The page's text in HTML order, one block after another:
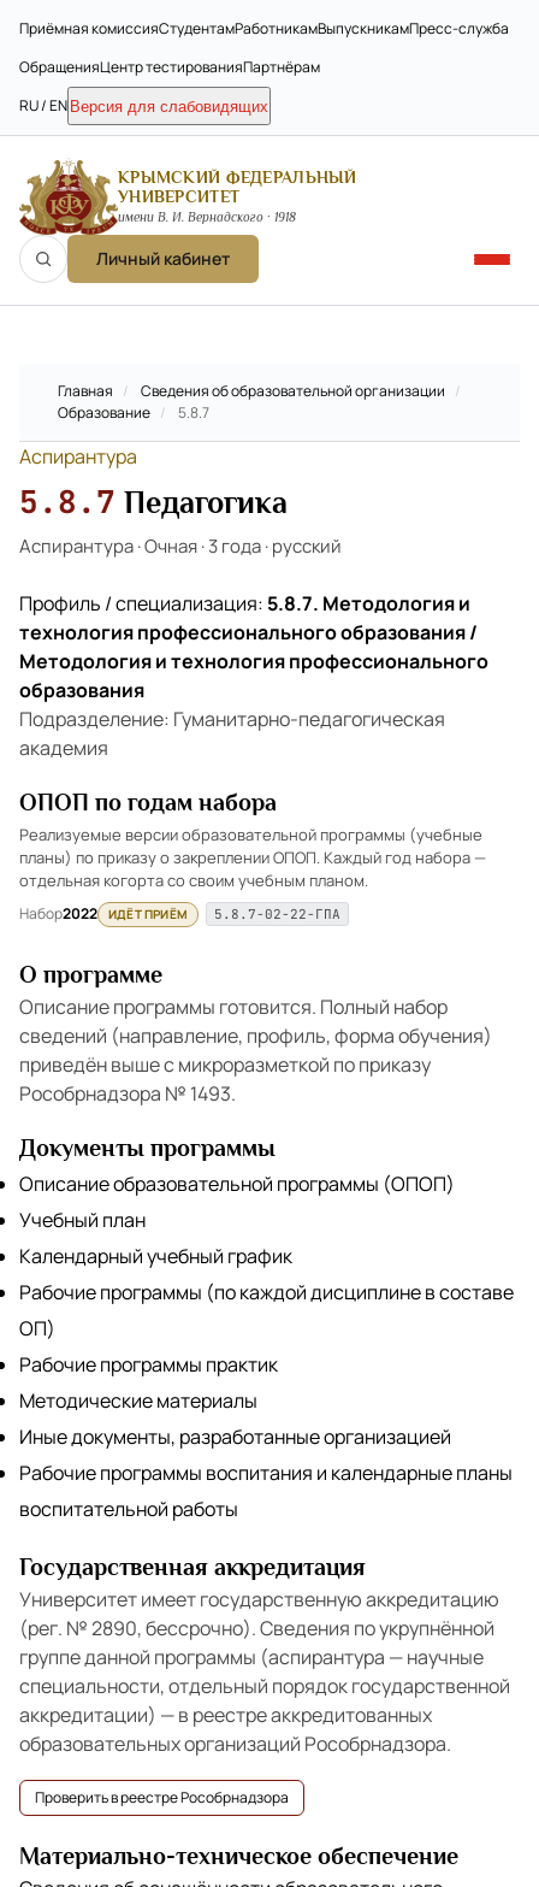
Приёмная комиссияСтудентамРаботникамВыпускникамПресс-служба
ОбращенияЦентр тестированияПартнёрам
RU / EN Версия для слабовидящих
КРЫМСКИЙ ФЕДЕРАЛЬНЫЙ
УНИВЕРСИТЕТ
имени В. И. Вернадского · 1918
Личный кабинет
Главная / Сведения об образовательной организации /
Образование / 5.8.7
Аспирантура
5.8.7 Педагогика
Аспирантура·Очная·3 года·русский
Профиль / специализация: 5.8.7. Методология и
технология профессионального образования /
Методология и технология профессионального
образования
Подразделение: Гуманитарно-педагогическая
академия
ОПОП по годам набора
Реализуемые версии образовательной программы (учебные
планы) по приказу о закреплении ОПОП. Каждый год набора —
отдельная когорта со своим учебным планом.
Набор2022 ИДЁТ ПРИЁМ 5.8.7-02-22-ГПА
О программе
Описание программы готовится. Полный набор
сведений (направление, профиль, форма обучения)
приведён выше с микроразметкой по приказу
Рособрнадзора № 1493.
Документы программы
Описание образовательной программы (ОПОП)
Учебный план
Календарный учебный график
Рабочие программы (по каждой дисциплине в составе
ОП)
Рабочие программы практик
Методические материалы
Иные документы, разработанные организацией
Рабочие программы воспитания и календарные планы
воспитательной работы
Государственная аккредитация
Университет имеет государственную аккредитацию
(рег. № 2890, бессрочно). Сведения по укрупнённой
группе данной программы (аспирантура — научные
специальности, отдельный порядок государственной
аккредитации) — в реестре аккредитованных
образовательных организаций Рособрнадзора.
Проверить в реестре Рособрнадзора
Материально-техническое обеспечение